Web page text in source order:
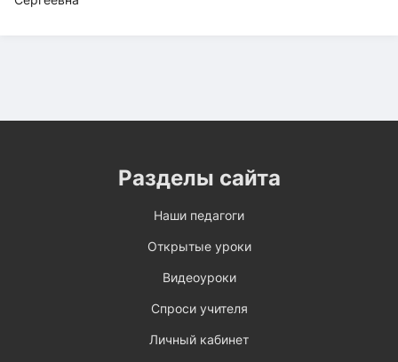
Разделы сайта
Наши педагоги
Открытые уроки
Видеоуроки
Спроси учителя
Личный кабинет